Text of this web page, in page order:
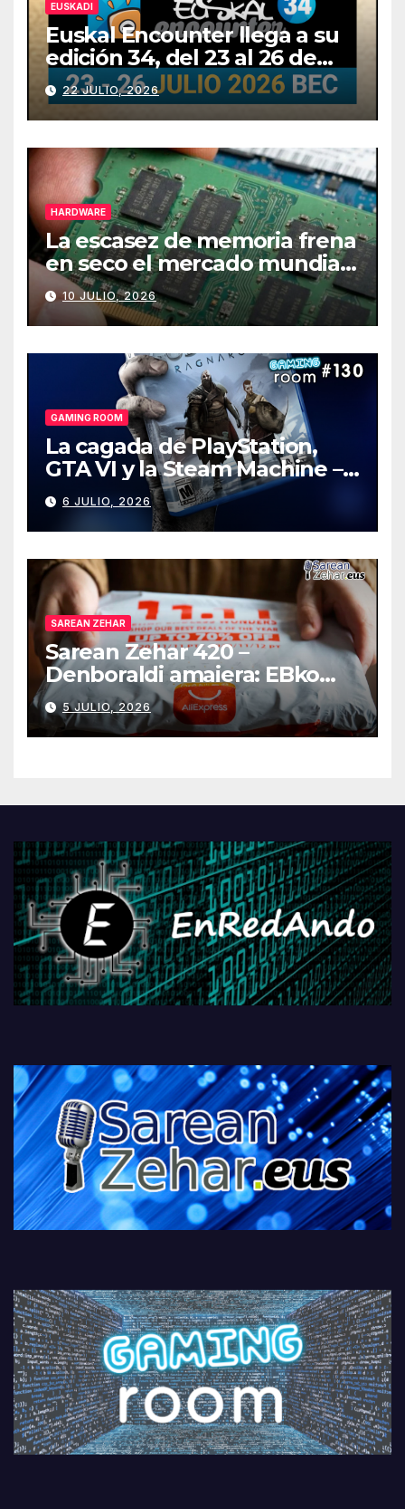
EUSKADI
Euskal Encounter llega a su
edición 34, del 23 al 26 de
julio
22 JULIO, 2026
HARDWARE
La escasez de memoria frena
en seco el mercado mundial
de PCs
10 JULIO, 2026
GAMING ROOM
La cagada de PlayStation,
GTA VI y la Steam Machine –
Gaming Room #130
6 JULIO, 2026
SAREAN ZEHAR
Sarean Zehar 420 –
Denboraldi amaiera: EBko
muga-zerga berriak
AliExpressi, AEBetako AAren
kontrola, Googleri behin
PlayStationeko bideojoko
5 JULIO, 2026